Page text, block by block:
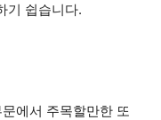
기 쉽습니다.
에서 주목할만한 또